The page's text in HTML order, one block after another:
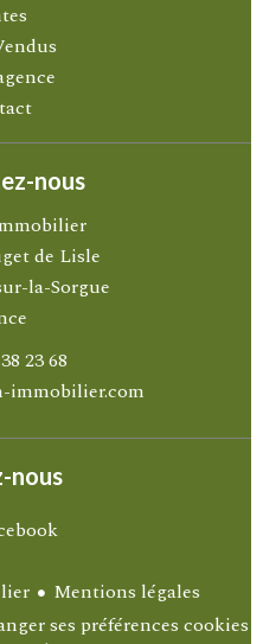
nous
de Lisle
la-Sorgue
23 68
immobilier.com
nous
Mentions légales
ses préférences cookies